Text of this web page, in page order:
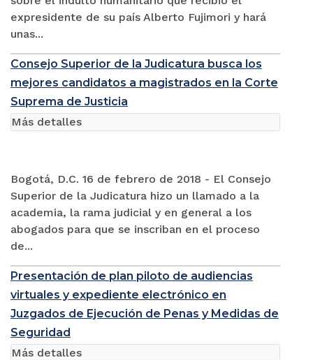
expresidente de su país Alberto Fujimori y hará
unas...
Consejo Superior de la Judicatura busca los
mejores candidatos a magistrados en la Corte
Suprema de Justicia
Bogotá, D.C. 16 de febrero de 2018 - El Consejo
Superior de la Judicatura hizo un llamado a la
academia, la rama judicial y en general a los
abogados para que se inscriban en el proceso
de...
Más detalles
Presentación de plan piloto de audiencias
virtuales y expediente electrónico en
Juzgados de Ejecución de Penas y Medidas de
Seguridad
Más detalles